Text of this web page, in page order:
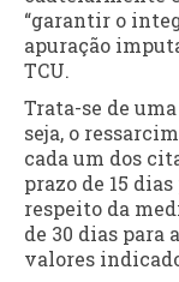
“garantir o
apuração
TCU.
Trata-se de
seja, o
cada um dos
prazo de 15
respeito da
de 30 dias para
valores